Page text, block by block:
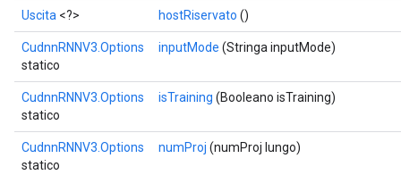
Uscita <?> hostRiservato ()
CudnnRNNV3.Options
statico
inputMode (Stringa inputMode)
CudnnRNNV3.Options
statico
isTraining (Booleano isTraining)
CudnnRNNV3.Options
statico
numProj (numProj lungo)